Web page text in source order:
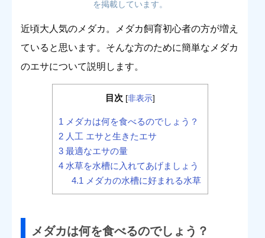
を掲載しています。
近頃大人気のメダカ。メダカ飼育初心者の方が増え
ていると思います。そんな方のために簡単なメダカ
のエサについて説明します。
目次 [非表示]
1 メダカは何を食べるのでしょう？
2人工 エサと生きたエサ
3最適なエサの量
4水草を水槽に入れてあげましょう
4.1 メダカの水槽に好まれる水草
メダカは何を食べるのでしょう？